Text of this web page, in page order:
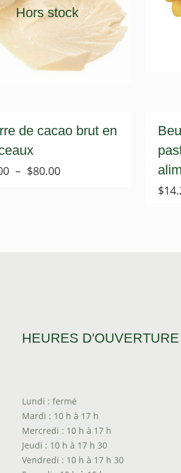
Hors stock
de cacao brut en
– $80.00Plage
$
HEURES D'OUVERTURE
Lundi : fermé
Mardi : 10 h à 17 h
Mercredi : 10 h à 17 h
Jeudi : 10 h à 17 h 30
Vendredi : 10 h à 17 h 30